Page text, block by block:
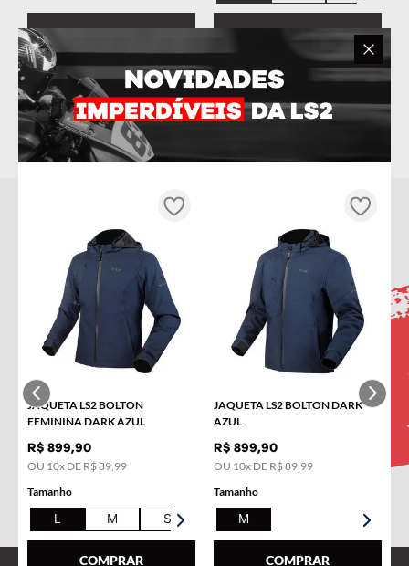
JAQUETA LS2 BOLTON
FEMININA DARK AZUL
R$ 899,90
OU 10x DE R$89 99
Tamanho
L M S
COMPRAR
JAQUETA LS2 BOLTON DARK
AZUL
R$ 899,90
OU 10x DE R$89 99
Tamanho
M
COMPRAR
COMPRAR COMPRAR
INSCREVA-SE NA NOSSA
NEWSLETTER!
Receba novidades e promoções por e-mail e seja avisado
em primeira mão!
Nome
E-mail